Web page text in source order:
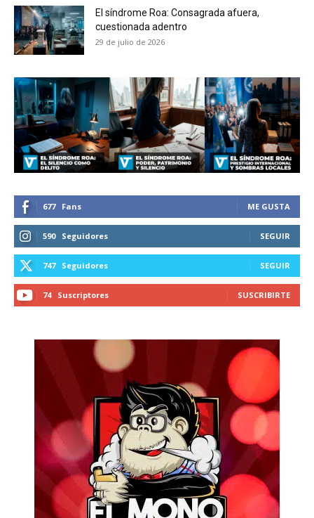
recibe todas las noticias del vapeo y la
reducción de daños en tu correo
electrónico.
receive all the news of vaping and
tobacco harm reduction in your email.
SUBSCRIBIRSE
El síndrome Roa: Consagrada afuera,
cuestionada adentro
29 de julio de 2026
677 Fans ME GUSTA
590 Seguidores SEGUIR
747 Seguidores SEGUIR
74 Suscriptores SUSCRIBIRTE